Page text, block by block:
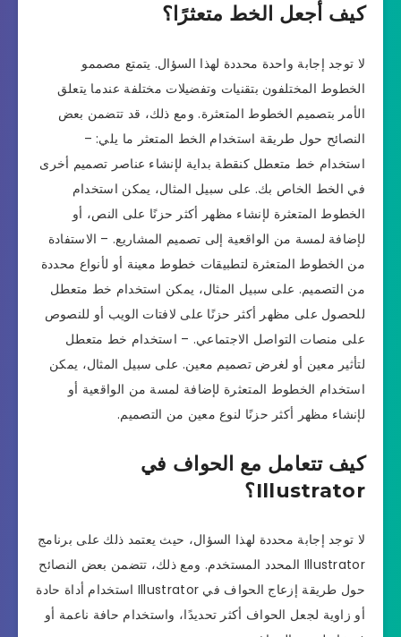
كيف أجعل الخط متعثرًا؟
لا توجد إجابة واحدة محددة لهذا السؤال. يتمتع مصممو
الخطوط المختلفون بتقنيات وتفضيلات مختلفة عندما يتعلق
الأمر بتصميم الخطوط المتعثرة. ومع ذلك، قد تتضمن بعض
النصائح حول طريقة استخدام الخط المتعثر ما يلي: –
استخدام خط متعطل كنقطة بداية لإنشاء عناصر تصميم أخرى
في الخط الخاص بك. على سبيل المثال، يمكن استخدام
الخطوط المتعثرة لإنشاء مظهر أكثر حزنًا على النص، أو
لإضافة لمسة من الواقعية إلى تصميم المشاريع. – الاستفادة
من الخطوط المتعثرة لتطبيقات خطوط معينة أو لأنواع محددة
من التصميم. على سبيل المثال، يمكن استخدام خط متعطل
للحصول على مظهر أكثر حزنًا على لافتات الويب أو للنصوص
على منصات التواصل الاجتماعي. – استخدام خط متعطل
لتأثير معين أو لغرض تصميم معين. على سبيل المثال، يمكن
استخدام الخطوط المتعثرة لإضافة لمسة من الواقعية أو
لإنشاء مظهر أكثر حزنًا لنوع معين من التصميم.
كيف تتعامل مع الحواف في
Illustrator؟
لا توجد إجابة محددة لهذا السؤال، حيث يعتمد ذلك على برنامج
Illustrator المحدد المستخدم. ومع ذلك، تتضمن بعض النصائح
حول طريقة إزعاج الحواف في Illustrator استخدام أداة حادة
أو زاوية لجعل الحواف أكثر تحديدًا، واستخدام حافة ناعمة أو